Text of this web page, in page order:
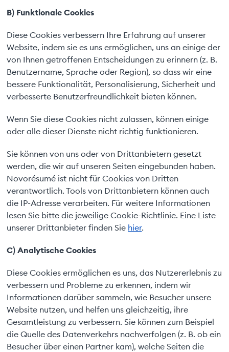
B) Funktionale Cookies
Diese Cookies verbessern Ihre Erfahrung auf unserer
Website, indem sie es uns ermöglichen, uns an einige der
von Ihnen getroffenen Entscheidungen zu erinnern (z. B.
Benutzername, Sprache oder Region), so dass wir eine
bessere Funktionalität, Personalisierung, Sicherheit und
verbesserte Benutzerfreundlichkeit bieten können.
Wenn Sie diese Cookies nicht zulassen, können einige
oder alle dieser Dienste nicht richtig funktionieren.
Sie können von uns oder von Drittanbietern gesetzt
werden, die wir auf unseren Seiten eingebunden haben.
Novorésumé ist nicht für Cookies von Dritten
verantwortlich. Tools von Drittanbietern können auch
die IP-Adresse verarbeiten. Für weitere Informationen
lesen Sie bitte die jeweilige Cookie-Richtlinie. Eine Liste
unserer Drittanbieter finden Sie hier.
C) Analytische Cookies
Diese Cookies ermöglichen es uns, das Nutzererlebnis zu
verbessern und Probleme zu erkennen, indem wir
Informationen darüber sammeln, wie Besucher unsere
Website nutzen, und helfen uns gleichzeitig, ihre
Gesamtleistung zu verbessern. Sie können zum Beispiel
die Quelle des Datenverkehrs nachverfolgen (z. B. ob ein
Besucher über einen Partner kam), welche Seiten die